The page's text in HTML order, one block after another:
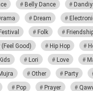
Belly Dance
Dream
Folk
(Feel Good) Hip Hop
Lori Love
Other Party
Pop Prayer